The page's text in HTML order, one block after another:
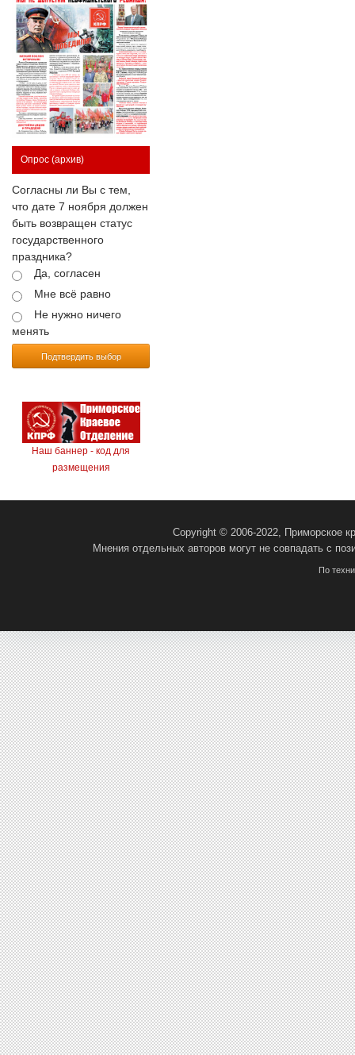
Опрос (архив)
Согласны ли Вы с тем,
что дате 7 ноября должен
быть возвращен статус
государственного
праздника?
Да, согласен
Мне всё равно
Не нужно ничего
менять
Подтвердить выбор
Наш баннер - код для
размещения
Copyright © 2006-2022, Приморское
Мнения отдельных авторов могут не совпадать с
По